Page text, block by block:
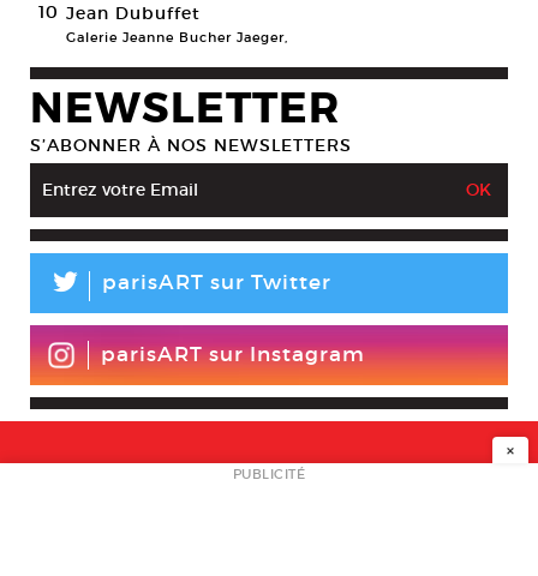
10 Jean Dubuffet
Galerie Jeanne Bucher Jaeger,
NEWSLETTER
S’ABONNER À NOS NEWSLETTERS
L parisART sur Twitter
parisART sur Instagram
NEWSLETTER
×
PUBLICITÉ